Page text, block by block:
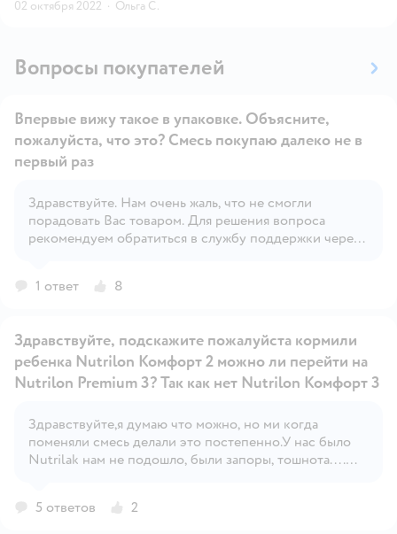
02 октября 2022 · Ольга С.
Вопросы покупателей
Открыть вопрос
Впервые вижу такое в упаковке. Объясните,
пожалуйста, что это? Смесь покупаю далеко не в
первый раз
Здравствуйте. Нам очень жаль, что не смогли
порадовать Вас товаром. Для решения вопроса
рекомендуем обратиться в службу поддержки через
1 ответ
8
Открыть вопрос
Здравствуйте, подскажите пожалуйста кормили
ребенка Nutrilon Комфорт 2 можно ли перейти на
Nutrilon Premium 3? Так как нет Nutrilon Комфорт 3
Здравствуйте,я думаю что можно, но ми когда
поменяли смесь делали это постепенно.У нас было
Nutrilak нам не подошло, были запоры, тошнота....
воды 6 л. смеси, то нада 5 л. старой смеси и 1 л.
5 ответов 2